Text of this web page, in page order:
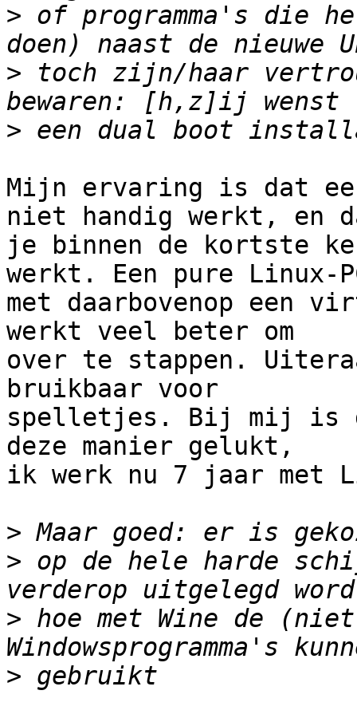
> of programma's die
> toch zijn/haar
>
Mijn ervaring is dat
niet handig werkt, en
je binnen de kortste
werkt. Een pure Linux-
met daarbovenop een
werkt veel beter om
over te stappen.
bruikbaar voor
spelletjes. Bij mij is
deze manier gelukt,
ik werk nu 7 jaar met
>
> op de hele harde
> hoe met Wine de (niet
>